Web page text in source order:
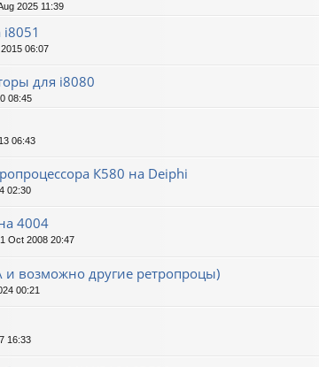
2025 11:39
06:07
для i8080
08:45
06:43
К580 на Deiphi
02:30
4004
Oct 2008 20:47
и возможно другие ретропроцы)
00:21
16:33